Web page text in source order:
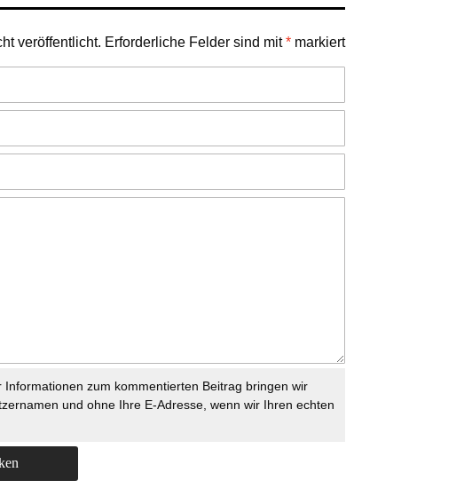
veröffentlicht. Erforderliche Felder sind mit* markiert
zum kommentierten Beitrag bringen wir
und ohne Ihre E-Adresse, wenn wir Ihren echten